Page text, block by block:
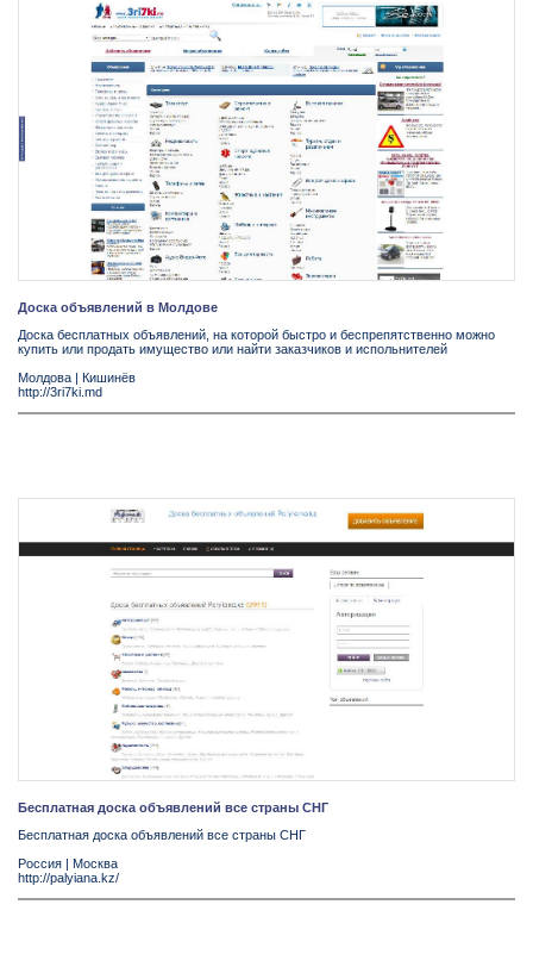
Доска объявлений в Молдове
Доска бесплатных объявлений, на которой быстро и беспрепятственно можно
купить или продать имущество или найти заказчиков и испольнителей
Молдова | Кишинёв
http://3ri7ki.md
Бесплатная доска объявлений все страны СНГ
Бесплатная доска объявлений все страны СНГ
Россия | Москва
http://palyiana.kz/